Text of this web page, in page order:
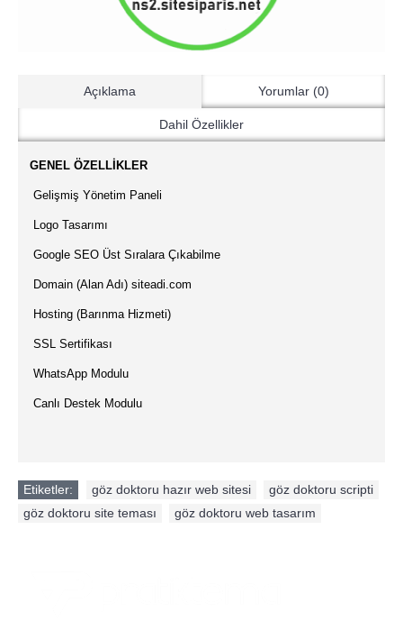
Açıklama Yorumlar (0)
Dahil Özellikler
GENEL ÖZELLİKLER
Gelişmiş Yönetim Paneli
Logo Tasarımı
Google SEO Üst Sıralara Çıkabilme
Domain (Alan Adı) siteadi.com
Hosting (Barınma Hizmeti)
SSL Sertifikası
WhatsApp Modulu
Canlı Destek Modulu
Etiketler: göz doktoru hazır web sitesi göz doktoru scripti
göz doktoru site teması
göz doktoru web tasarım